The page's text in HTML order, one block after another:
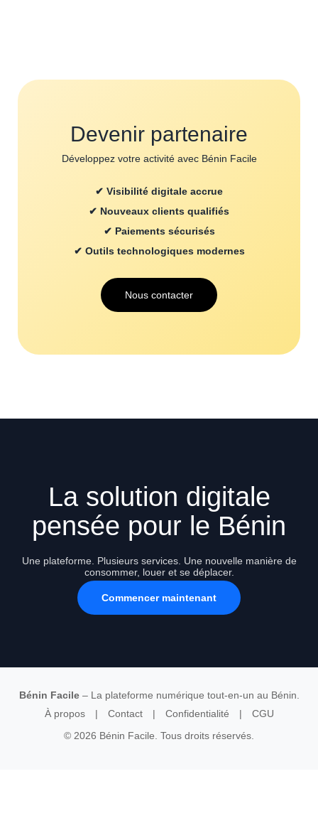
Devenir partenaire
Développez votre activité avec Bénin Facile
✔ Visibilité digitale accrue
✔ Nouveaux clients qualifiés
✔ Paiements sécurisés
✔ Outils technologiques modernes
Nous contacter
La solution digitale
pensée pour le Bénin
Une plateforme. Plusieurs services. Une nouvelle manière de
consommer, louer et se déplacer.
Commencer maintenant
Bénin Facile– La plateforme numérique tout-en-un au Bénin.
À propos
| Contact | Confidentialité |
CGU
© 2026 Bénin Facile. Tous droits réservés.